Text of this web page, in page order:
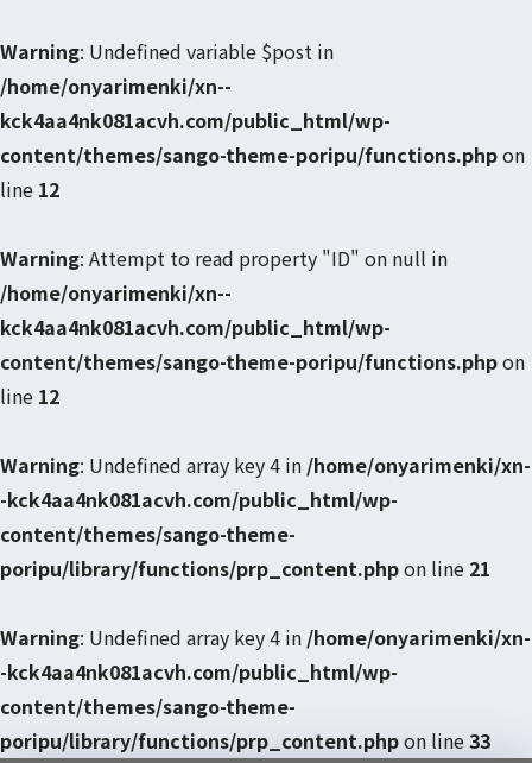
Warning: Undefined variable $post in
/home/onyarimenki/xn--
kck4aa4nk081acvh.com/public_html/wp-
content/themes/sango-theme-poripu/functions.phpon
line 12
Warning: Attempt to read property "ID" on null in
/home/onyarimenki/xn--
kck4aa4nk081acvh.com/public_html/wp-
content/themes/sango-theme-poripu/functions.phpon
line 12
Warning: Undefined array key 4 in /home/onyarimenki/xn-
-kck4aa4nk081acvh.com/public_html/wp-
content/themes/sango-theme-
poripu/library/functions/prp_content.phpon line 21
Warning: Undefined array key 4 in /home/onyarimenki/xn-
-kck4aa4nk081acvh.com/public_html/wp-
content/themes/sango-theme-
poripu/library/functions/prp_content.phpon line33